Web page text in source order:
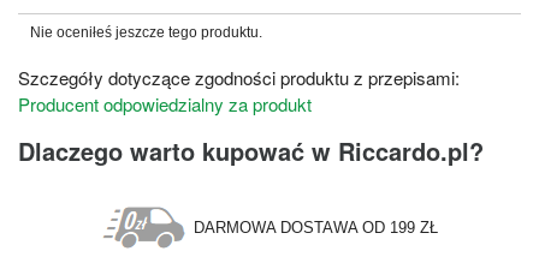
Nie oceniłeś jeszcze tego produktu.
Szczegóły dotyczące zgodności produktu z przepisami:
Producent odpowiedzialny za produkt
Dlaczego warto kupować w Riccardo.pl?
DARMOWA DOSTAWA OD 199 ZŁ